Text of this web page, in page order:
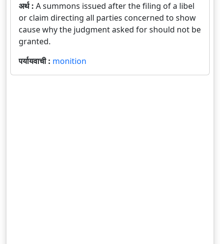
अर्थ : A summons issued after the filing of a libel
or claim directing all parties concerned to show
cause why the judgment asked for should not be
granted.
पर्यायवाची : monition